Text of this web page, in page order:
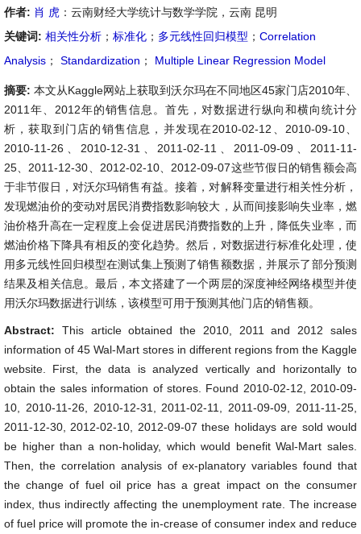
作者: 肖 虎 ：云南财经大学统计与数学学院，云南 昆明
关键词: 相关性分析 ； 标准化 ； 多元线性回归模型 ； Correlation
Analysis ； Standardization ； Multiple Linear Regression Model
摘要:本文从Kaggle网站上获取到沃尔玛在不同地区45家门店2010年、
2011年、2012年的销售信息。首先，对数据进行纵向和横向统计分
析，获取到门店的销售信息，并发现在2010-02-12、2010-09-10、
2010-11-26、2010-12-31、2011-02-11、2011-09-09、2011-11-
25、2011-12-30、2012-02-10、2012-09-07这些节假日的销售额会高
于非节假日，对沃尔玛销售有益。接着，对解释变量进行相关性分析，
发现燃油价的变动对居民消费指数影响较大，从而间接影响失业率，燃
油价格升高在一定程度上会促进居民消费指数的上升，降低失业率，而
燃油价格下降具有相反的变化趋势。然后，对数据进行标准化处理，使
用多元线性回归模型在测试集上预测了销售额数据，并展示了部分预测
结果及相关信息。最后，本文搭建了一个两层的深度神经网络模型并使
用沃尔玛数据进行训练，该模型可用于预测其他门店的销售额。
Abstract: This article obtained the 2010, 2011 and 2012 sales
information of 45 Wal-Mart stores in different regions from the Kaggle
website. First, the data is analyzed vertically and horizontally to
obtain the sales information of stores. Found 2010-02-12, 2010-09-
10, 2010-11-26, 2010-12-31, 2011-02-11, 2011-09-09, 2011-11-25,
2011-12-30, 2012-02-10, 2012-09-07 these holidays are sold would
be higher than a non-holiday, which would benefit Wal-Mart sales.
Then, the correlation analysis of ex-planatory variables found that
the change of fuel oil price has a great impact on the consumer
index, thus indirectly affecting the unemployment rate. The increase
of fuel price will promote the in-crease of consumer index and reduce